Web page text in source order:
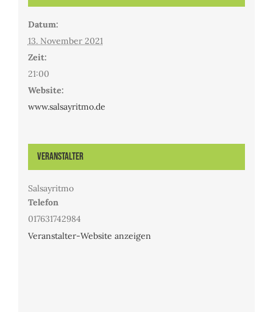
Datum:
13. November 2021
Zeit:
21:00
Website:
www.salsayritmo.de
Veranstalter
Salsayritmo
Telefon
017631742984
Veranstalter-Website anzeigen